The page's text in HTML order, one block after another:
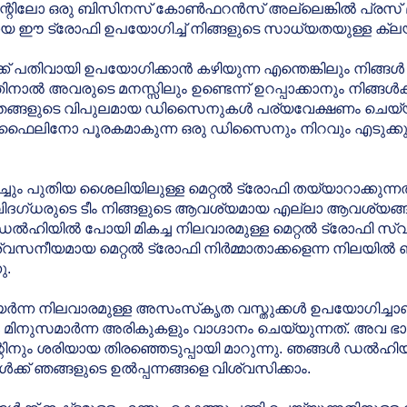
ഒരു ബിസിനസ് കോൺഫറൻസ് അല്ലെങ്കിൽ പ്രസ്
ഈ ട്രോഫി ഉപയോഗിച്ച് നിങ്ങളുടെ സാധ്യതയുള്ള
പതിവായി ഉപയോഗിക്കാൻ കഴിയുന്ന എന്തെങ്കിലും
അവരുടെ മനസ്സിലും ഉണ്ടെന്ന് ഉറപ്പാക്കാനും
ഞങ്ങളുടെ വിപുലമായ ഡിസൈനുകൾ പര്യവേക്ഷണം
പൂരകമാകുന്ന ഒരു ഡിസൈനും നിറവും
പുതിയ ശൈലിയിലുള്ള മെറ്റൽ ട്രോഫി
ടീം നിങ്ങളുടെ ആവശ്യമായ എല്ലാ
പോയി മികച്ച നിലവാരമുള്ള മെറ്റൽ ട്രോഫി
മെറ്റൽ ട്രോഫി നിർമ്മാതാക്കളെന്ന
നിലവാരമുള്ള അസംസ്‌കൃത വസ്തുക്കൾ ഉപയോഗിച്ചാണ്
മിനുസമാർന്ന അരികുകളും വാഗ്ദാനം ചെയ്യുന്നത്. അവ
ശരിയായ തിരഞ്ഞെടുപ്പായി മാറുന്നു. ഞങ്ങൾ
ഞങ്ങളുടെ ഉൽപ്പന്നങ്ങളെ വിശ്വസിക്കാം.